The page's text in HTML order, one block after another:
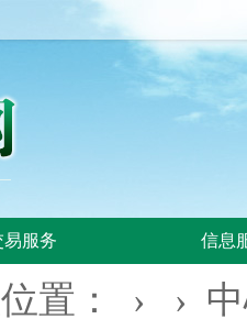
易服务 信息
置： › ›